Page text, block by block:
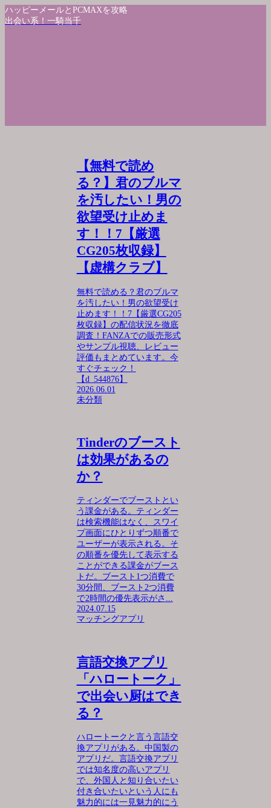
ハッピーメールとPCMAXを攻略
出会い系！一騎当千
【無料で読め
る？】君のブルマ
を汚したい！男の
欲望受け止めま
す！！7【厳選
CG205枚収録】
【虚構クラブ】
無料で読める？君のブルマ
を汚したい！男の欲望受け
止めます！！7【厳選CG205
枚収録】の配信状況を徹底
調査！FANZAでの販売形式
やサンプル視聴、レビュー
評価もまとめています。今
すぐチェック！
【d_544876】
2026.06.01
未分類
Tinderのブースト
は効果があるの
か？
ティンダーでブーストとい
う課金がある。ティンダー
は検索機能はなく、スワイ
プ画面にひとりずつ順番で
ユーザーが表示される。そ
の順番を優先して表示する
ことができる課金がブース
トだ。ブースト1つ消費で
30分間、ブースト2つ消費
で2時間の優先表示がさ...
2024.07.15
マッチングアプリ
言語交換アプリ
「ハロートーク」
で出会い厨はでき
る？
ハロートークと言う言語交
換アプリがある。中国製の
アプリだ。言語交換アプリ
では知名度の高いアプリ
で、外国人と知り合いたい
付き合いたいという人にも
魅力的には一見魅力的にう